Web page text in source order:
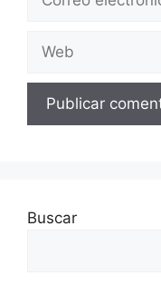
electrónico
Buscar